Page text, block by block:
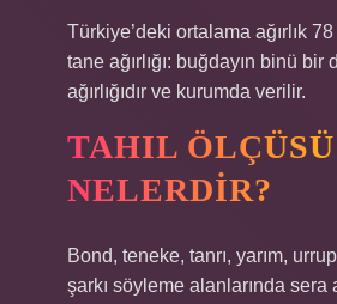
Türkiye’deki ortalama ağırlık 78
tane ağırlığı: buğdayın binü bir
ağırlığıdır ve kurumda verilir.
TAHIL ÖLÇÜSÜ
NELERDIR?
Bond, teneke, tanrı, yarım,
şarkı söyleme alanlarında